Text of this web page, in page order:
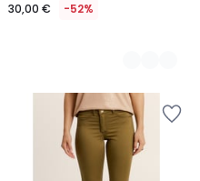
30,00 € -52%